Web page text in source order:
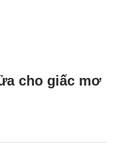
cho giấc mơ